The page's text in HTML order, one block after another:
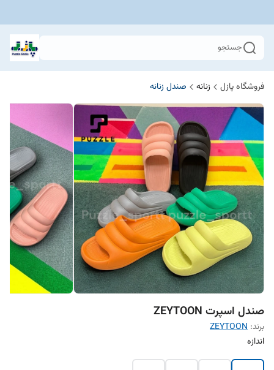
جستجو
فروشگاه پازل زنانه صندل زنانه
صندل اسپرت ZEYTOON
برند: ZEYTOON
اندازه